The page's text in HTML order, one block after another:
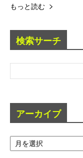
もっと読む
検索サーチ
アーカイブ
ア
ー